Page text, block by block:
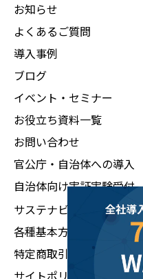
お知らせ
よくあるご質問
導入事例
ブログ
イベント・セミナー
お役立ち資料一覧
お問い合わせ
官公庁・自治体への導入
自治体向け実証実験受付
サステナビリティ
各種基本方針
特定商取引法に基づく表示